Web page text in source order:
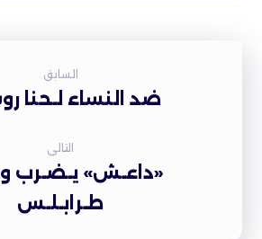
السابق
ضد النساء لـحنا
التالى
«داعـش» يـضـرب
طـرابـلـس